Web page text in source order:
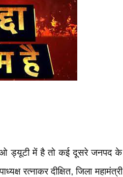
ड्यूटी में है तो कई दूसरे जनपद के
रत्नाकर दीक्षित, जिला महामंत्री